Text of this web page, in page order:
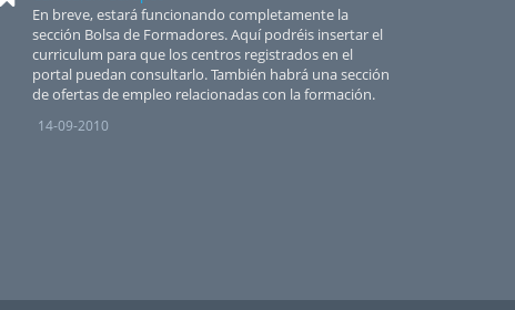
En breve, estará funcionando completamente la
sección Bolsa de Formadores. Aquí podréis insertar el
curriculum para que los centros registrados en el
portal puedan consultarlo. También habrá una sección
de ofertas de empleo relacionadas con la formación.
14-09-2010